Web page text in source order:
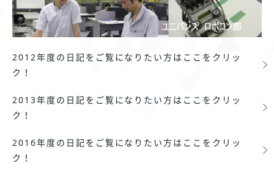
2012年度の日記をご覧になりたい方はここをクリッ
ク！
2013年度の日記をご覧になりたい方はここをクリッ
ク！
2016年度の日記をご覧になりたい方はここをクリッ
ク！